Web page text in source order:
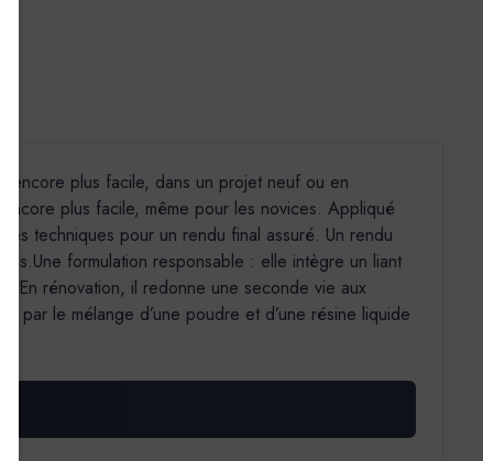
encore plus facile, dans un projet neuf ou en
plus facile, même pour les novices. Appliqué
techniques pour un rendu final assuré. Un rendu
formulation responsable : elle intègre un liant
En rénovation, il redonne une seconde vie aux
par le mélange d’une poudre et d’une résine liquide